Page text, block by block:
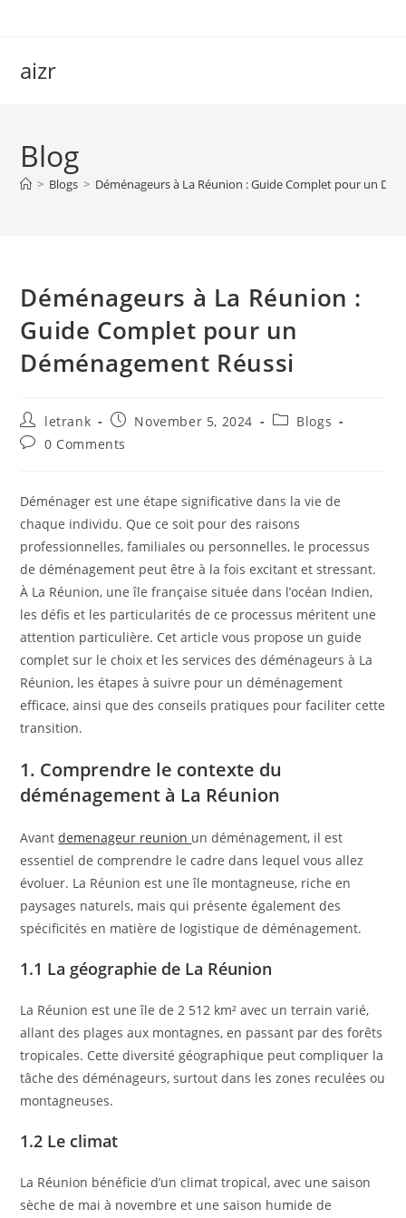
aizr
Blog
> Blogs > Déménageurs à La Réunion : Guide Complet pour un
Déménageurs à La Réunion :
Guide Complet pour un
Déménagement Réussi
Post
author:
letrank
Post
published:
November 5, 2024
PostBlogs
Post0 Comments
Déménager est une étape significative dans la vie de
chaque individu. Que ce soit pour des raisons
professionnelles, familiales ou personnelles, le processus
de déménagement peut être à la fois excitant et stressant.
À La Réunion, une île française située dans l’océan Indien,
les défis et les particularités de ce processus méritent une
attention particulière. Cet article vous propose un guide
complet sur le choix et les services des déménageurs à La
Réunion, les étapes à suivre pour un déménagement
efficace, ainsi que des conseils pratiques pour faciliter cette
transition.
1. Comprendre le contexte du
déménagement à La Réunion
Avantdemenageur reunion un déménagement, il est
essentiel de comprendre le cadre dans lequel vous allez
évoluer. La Réunion est une île montagneuse, riche en
paysages naturels, mais qui présente également des
spécificités en matière de logistique de déménagement.
1.1 La géographie de La Réunion
La Réunion est une île de 2 512 km² avec un terrain varié,
allant des plages aux montagnes, en passant par des forêts
tropicales. Cette diversité géographique peut compliquer la
tâche des déménageurs, surtout dans les zones reculées ou
montagneuses.
1.2 Le climat
La Réunion bénéficie d’un climat tropical, avec une saison
sèche de mai à novembre et une saison humide de